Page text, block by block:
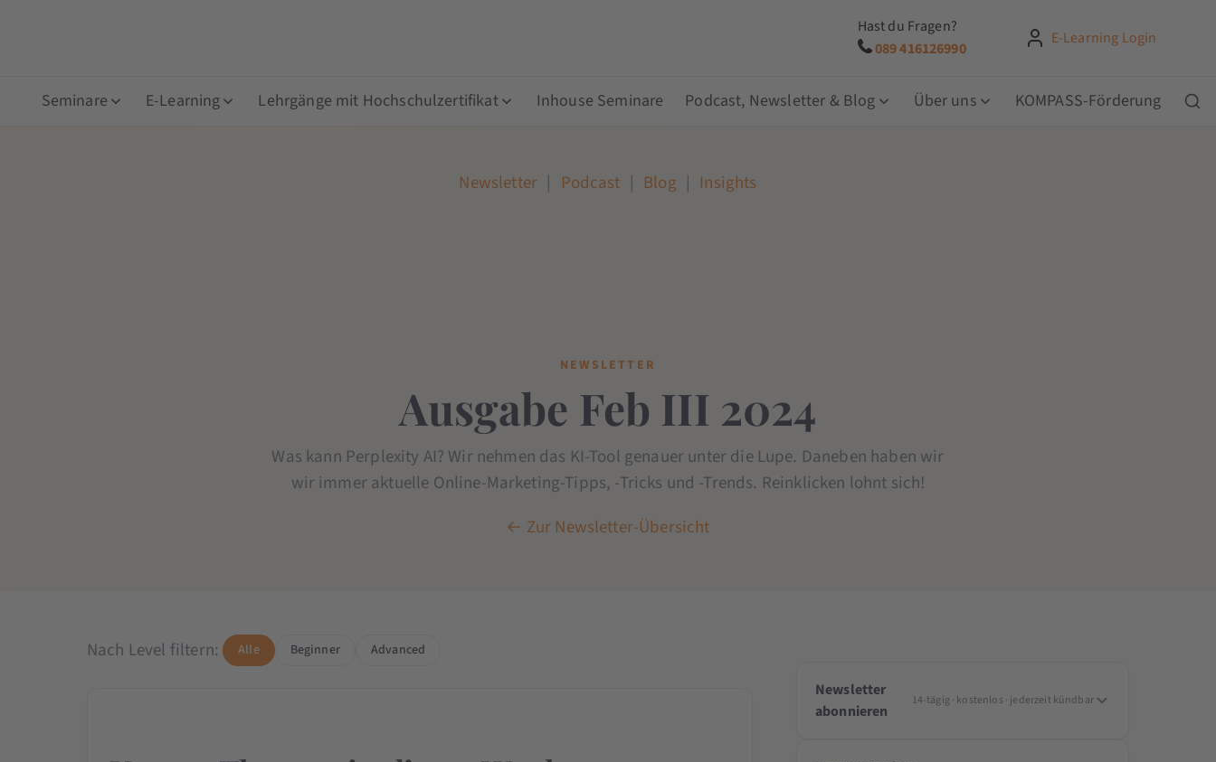
Hast du Fragen?
089 416126990
E-Learning Login
Seminare E-Learning Lehrgänge mit Hochschulzertifikat Inhouse Seminare Podcast, Newsletter & Blog Über uns KOMPASS-Förderung
Newsletter | Podcast | Blog | Insights
NEWSLETTER
Ausgabe Feb III 2024
Was kann Perplexity AI? Wir nehmen das KI-Tool genauer unter die Lupe. Daneben haben wir
wir immer aktuelle Online-Marketing-Tipps, -Tricks und -Trends. Reinklicken lohnt sich!
← Zur Newsletter-Übersicht
Nach Level filtern: Alle Beginner Advanced
Newsletter
abonnieren
14-tägig · kostenlos · jederzeit kündbar